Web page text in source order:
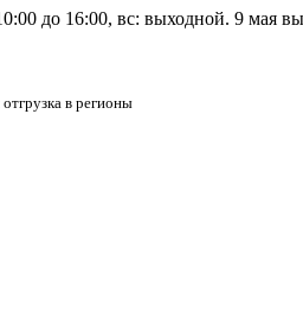
до 16:00, вс: выходной. 9 мая
отгрузка в регионы